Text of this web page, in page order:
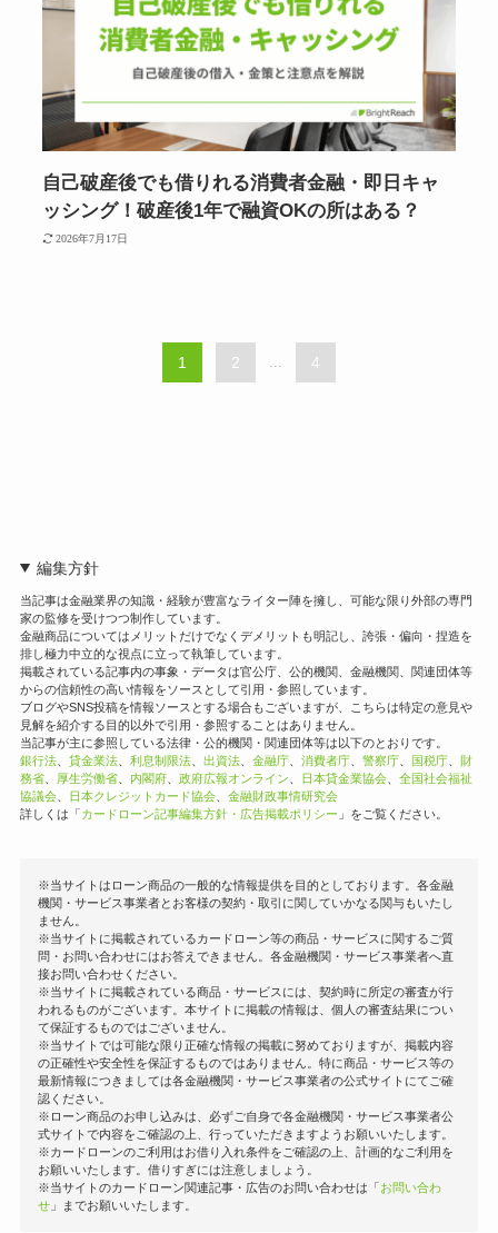
自己破産後でも借りれる消費者金融・即日キャ
ッシング！破産後1年で融資OKの所はある？
2026年7月17日
1 2 4
編集方針
当記事は金融業界の知識・経験が豊富なライター陣を擁し、可能な限り外部の専門
家の監修を受けつつ制作しています。
金融商品についてはメリットだけでなくデメリットも明記し、誇張・偏向・捏造を
排し極力中立的な視点に立って執筆しています。
掲載されている記事内の事象・データは官公庁、公的機関、金融機関、関連団体等
からの信頼性の高い情報をソースとして引用・参照しています。
ブログやSNS投稿を情報ソースとする場合もございますが、こちらは特定の意見や
見解を紹介する目的以外で引用・参照することはありません。
当記事が主に参照している法律・公的機関・関連団体等は以下のとおりです。
銀行法、 貸金業法、 利息制限法、 出資法、 金融庁、 消費者庁、 警察庁、 国税庁、 財
務省、 厚生労働省、 内閣府、 政府広報オンライン 日本貸金業協会、 全国社会福祉
協議会、 日本クレジットカード協会、 金融財政事情研究会
詳しくは「カードローン記事編集方針・広告掲載ポリシー 」をご覧ください。
※当サイトはローン商品の一般的な情報提供を目的としております。各金融
機関・サービス事業者とお客様の契約・取引に関していかなる関与もいたし
ません。
※当サイトに掲載されているカードローン等の商品・サービスに関するご質
問・お問い合わせにはお答えできません。各金融機関・サービス事業者へ直
接お問い合わせください。
※当サイトに掲載されている商品・サービスには、契約時に所定の審査が行
われるものがございます。本サイトに掲載の情報は、個人の審査結果につい
て保証するものではございません。
※当サイトでは可能な限り正確な情報の掲載に努めておりますが、掲載内容
の正確性や安全性を保証するものではありません。特に商品・サービス等の
最新情報につきましては各金融機関・サービス事業者の公式サイトにてご確
認ください。
※ローン商品のお申し込みは、必ずご自身で各金融機関・サービス事業者公
式サイトで内容をご確認の上、行っていただきますようお願いいたします。
※カードローンのご利用はお借り入れ条件をご確認の上、計画的なご利用を
お願いいたします。借りすぎには注意しましょう。
※当サイトのカードローン関連記事・広告のお問い合わせは「お問い合わ
せ」までお願いいたします。